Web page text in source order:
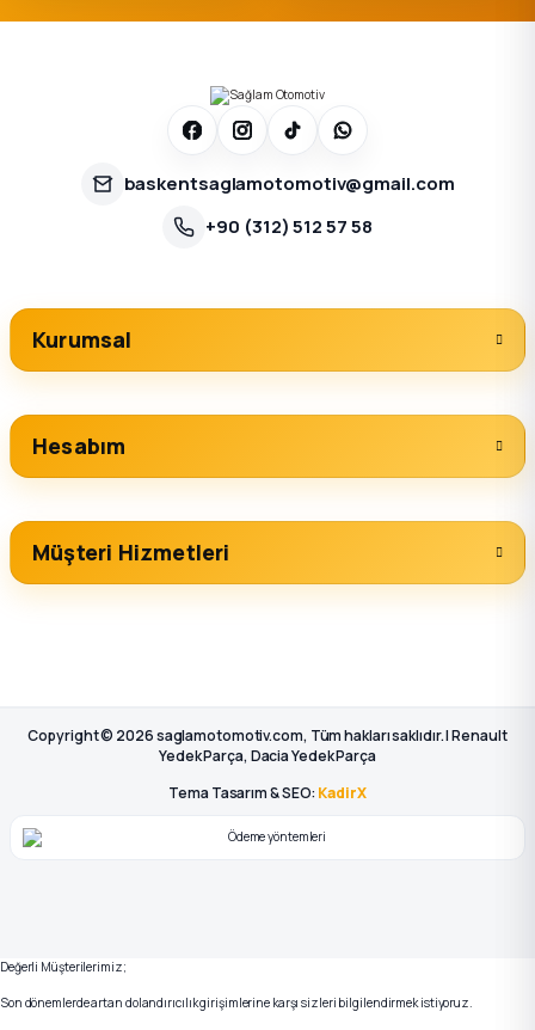
baskentsaglamotomotiv@gmail.com
+90 (312) 512 57 58
Kurumsal
Hesabım
Müşteri Hizmetleri
Copyright © 2026 saglamotomotiv.com, Tüm hakları saklıdır. | Renault
Yedek Parça, Dacia Yedek Parça
Tema Tasarım & SEO: KadirX
Değerli Müşterilerimiz;
Son dönemlerde artan dolandırıcılık girişimlerine karşı sizleri bilgilendirmek istiyoruz.